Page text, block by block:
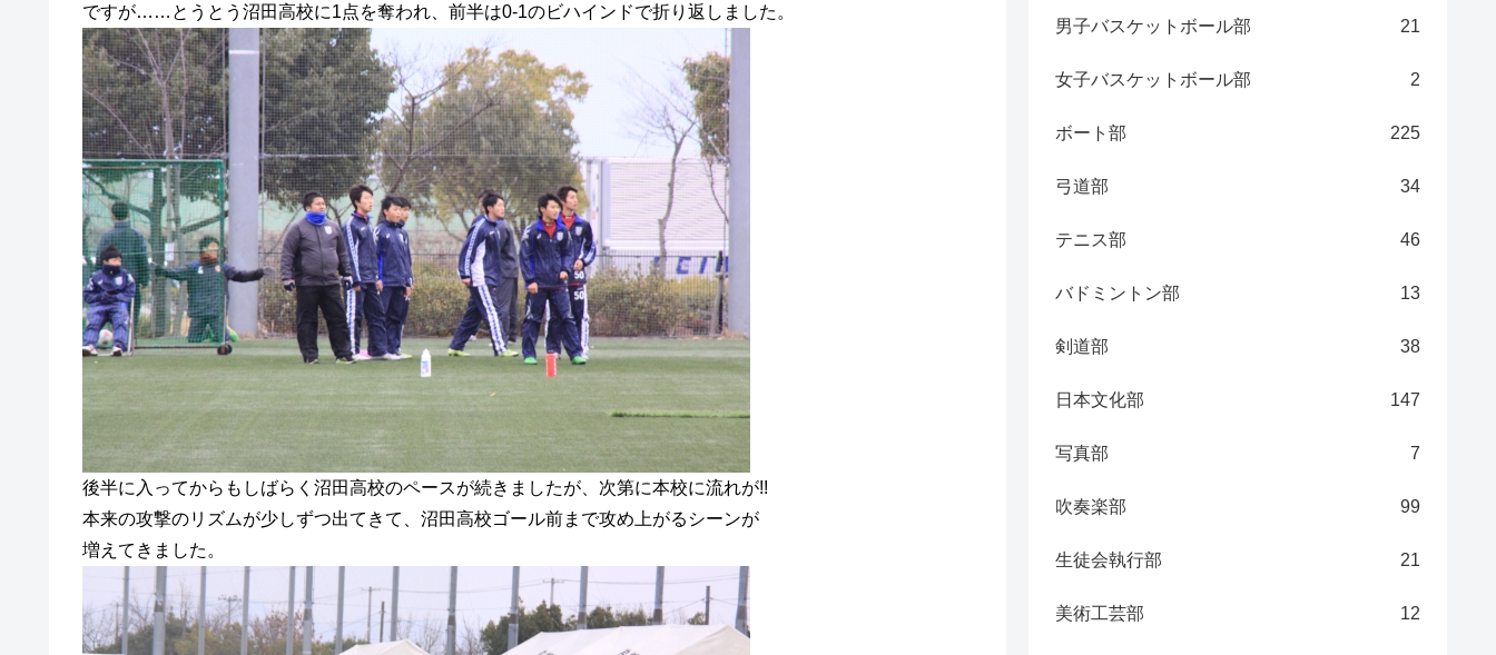
ですが……とうとう沼田高校に1点を奪われ、前半は0-1のビハインドで折り返しました。
後半に入ってからもしばらく沼田高校のペースが続きましたが、次第に本校に流れが!!
本来の攻撃のリズムが少しずつ出てきて、沼田高校ゴール前まで攻め上がるシーンが
増えてきました。
男子バスケットボール部 21
女子バスケットボール部 2
ボート部 225
弓道部 34
テニス部 46
バドミントン部 13
剣道部 38
日本文化部 147
写真部 7
吹奏楽部 99
生徒会執行部 21
美術工芸部 12